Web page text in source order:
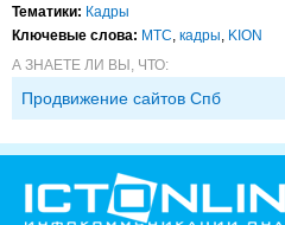
Тематики: Кадры
Ключевые слова: МТС, кадры, KION
А ЗНАЕТЕ ЛИ ВЫ, ЧТО:
Продвижение сайтов Спб